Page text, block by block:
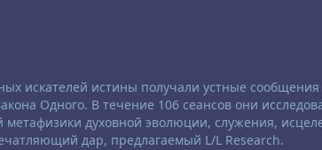
искателей истины получали устные сообщения
Одного. В течение 106 сеансов они
духовной эволюции, служения,
дар, предлагаемый L/L Research.